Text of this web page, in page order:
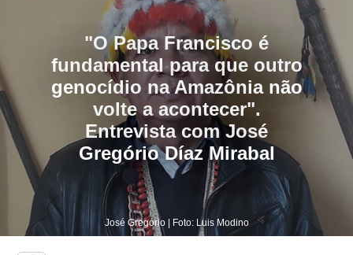
"O Papa Francisco é
fundamental para que outro
genocídio na Amazônia não
volte a acontecer".
Entrevista com José
Gregório Díaz Mirabal
José Gregório | Foto: Luis Modino